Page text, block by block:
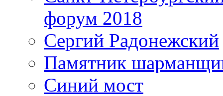
форум 2018
Сергий Радонежский
Памятник
Синий мост